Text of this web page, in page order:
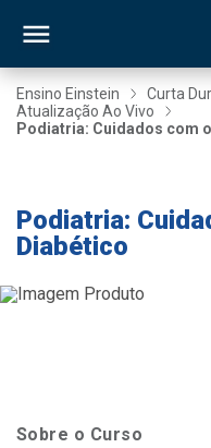
Ensino Einstein Curta
Atualização Ao Vivo
Podiatria: Cuidados com
Podiatria:
Diabético
Sobre o Curso